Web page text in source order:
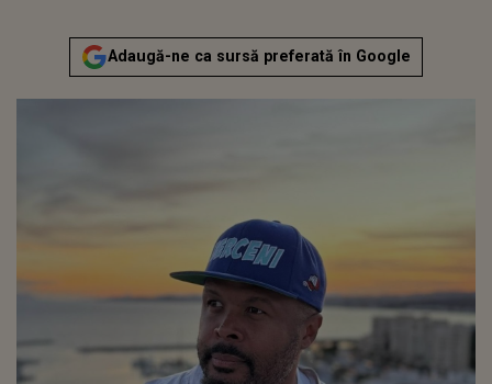
Adaugă-ne ca sursă preferată în Google